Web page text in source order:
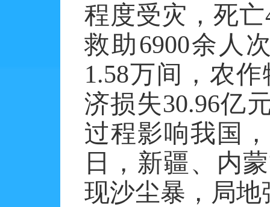
程度受灾，死
救助6900余人
1.58万间，农
济损失30.96亿
过程影响我国
日，新疆、内
现沙尘暴，局